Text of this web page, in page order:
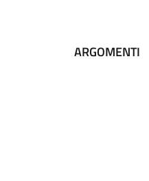
ARGOMENTI